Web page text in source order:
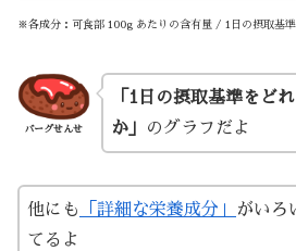
※各成分：可食部 100g あたりの含有量 / 1日の摂取基準
バーグせんせ
「1日の摂取基準をど
か」
のグラフだよ
他にも 「詳細な栄養成分」
がいろ
てるよ